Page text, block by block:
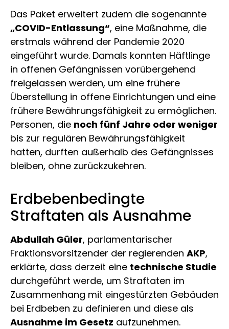
Das Paket erweitert zudem die sogenannte
„COVID-Entlassung“, eine Maßnahme, die
erstmals während der Pandemie 2020
eingeführt wurde. Damals konnten Häftlinge
in offenen Gefängnissen vorübergehend
freigelassen werden, um eine frühere
Überstellung in offene Einrichtungen und eine
frühere Bewährungsfähigkeit zu ermöglichen.
Personen, die noch fünf Jahre oder weniger
bis zur regulären Bewährungsfähigkeit
hatten, durften außerhalb des Gefängnisses
bleiben, ohne zurückzukehren.
Erdbebenbedingte
Straftaten als Ausnahme
Abdullah Güler, parlamentarischer
Fraktionsvorsitzender der regierenden AKP,
erklärte, dass derzeit eine technische Studie
durchgeführt werde, um Straftaten im
Zusammenhang mit eingestürzten Gebäuden
bei Erdbeben zu definieren und diese als
Ausnahme im Gesetz aufzunehmen.